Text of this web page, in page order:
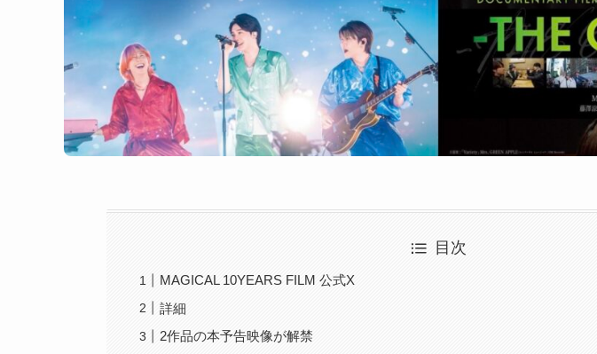
目次
MAGICAL 10YEARS FILM 公式X
詳細
2作品の本予告映像が解禁